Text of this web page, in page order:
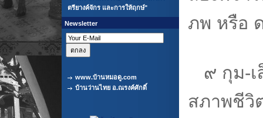
ตรียางค์จักร และการให้ฤกษ์"
Newsletter
www.บ้านหมอดู.com
บ้านว่านไทย อ.ณรงค์ศักดิ์
ภพ หรือ
๙ กุม-เ
สภาพชีวิ